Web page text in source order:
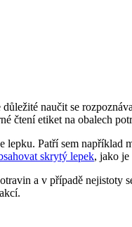
naučit se
čtení etiket na obalech
Patří sem
skrytý lepek, jako
a v případě